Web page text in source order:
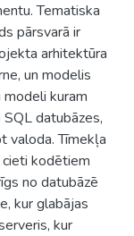
Tematiska
pārsvarā ir
arhitektūra
un modelis
kuram
datubāzes,
valoda. Tīmekļa
kodētiem
no datubāzē
kur glabājas
kur